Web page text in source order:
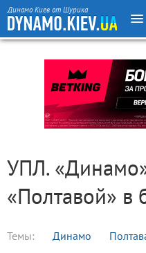
Динамо Киев от Шурика
УПЛ.
«Полтавой»
Темы: Динамо